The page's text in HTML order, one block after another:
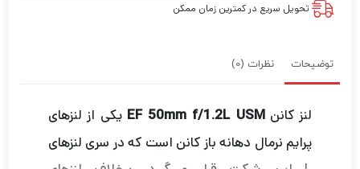
تحویل سریع در کمترین زمان ممکن
توضیحات نظرات (0)
لنز کاننEF 50mm f/1.2L USM یکی از لنز‌های
پرایم نرمال دهانه باز کانن است که در سری لنز‌های